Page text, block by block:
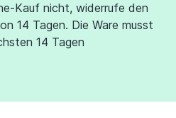
Kauf nicht, widerrufe den
14 Tagen. Die Ware musst
14 Tagen